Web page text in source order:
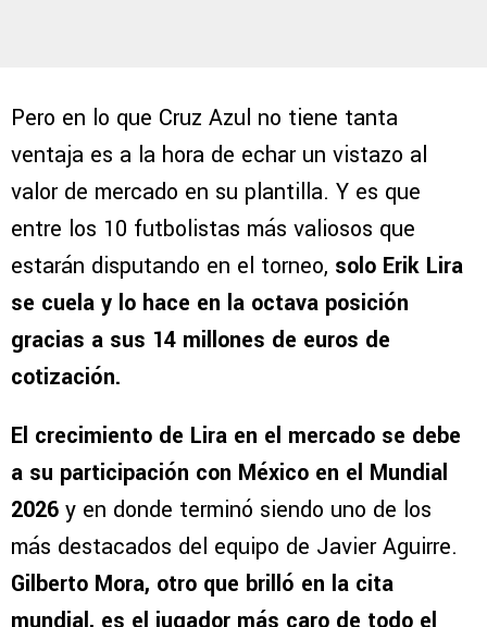
Pero en lo que Cruz Azul no tiene tanta
ventaja es a la hora de echar un vistazo al
valor de mercado en su plantilla. Y es que
entre los 10 futbolistas más valiosos que
estarán disputando en el torneo,
gracias a sus 14 millones de euros de
cotización.
El crecimiento de Lira en el mercado se debe
a su participación con México en el Mundial
2026y en donde terminó siendo uno de los